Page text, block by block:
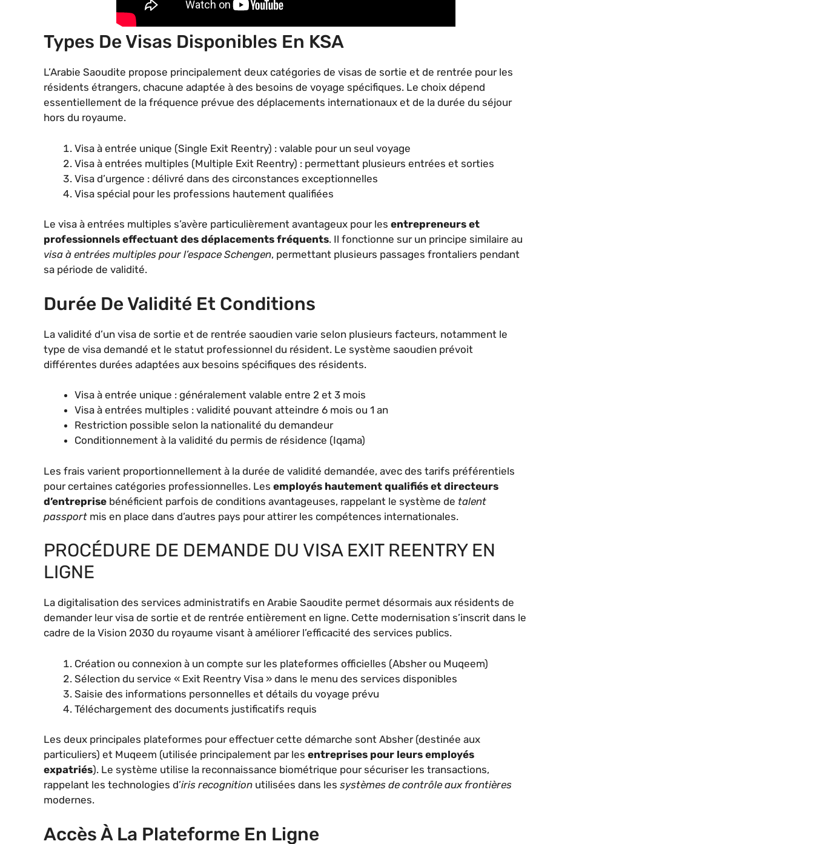
Types De Visas Disponibles En KSA
L’Arabie Saoudite propose principalement deux catégories de visas de sortie et de rentrée pour les
résidents étrangers, chacune adaptée à des besoins de voyage spécifiques. Le choix dépend
essentiellement de la fréquence prévue des déplacements internationaux et de la durée du séjour
hors du royaume.
Visa à entrée unique (Single Exit Reentry) : valable pour un seul voyage
Visa à entrées multiples (Multiple Exit Reentry) : permettant plusieurs entrées et sorties
Visa d’urgence : délivré dans des circonstances exceptionnelles
Visa spécial pour les professions hautement qualifiées
Le visa à entrées multiples s’avère particulièrement avantageux pour les entrepreneurs et
professionnels effectuant des déplacements fréquents. Il fonctionne sur un principe similaire au
visa à entrées multiples pour l’espace Schengen, permettant plusieurs passages frontaliers pendant
sa période de validité.
Durée De Validité Et Conditions
La validité d’un visa de sortie et de rentrée saoudien varie selon plusieurs facteurs, notamment le
type de visa demandé et le statut professionnel du résident. Le système saoudien prévoit
différentes durées adaptées aux besoins spécifiques des résidents.
Visa à entrée unique : généralement valable entre 2 et 3 mois
Visa à entrées multiples : validité pouvant atteindre 6 mois ou 1 an
Restriction possible selon la nationalité du demandeur
Conditionnement à la validité du permis de résidence (Iqama)
Les frais varient proportionnellement à la durée de validité demandée, avec des tarifs préférentiels
pour certaines catégories professionnelles. Les employés hautement qualifiés et directeurs
d’entreprise bénéficient parfois de conditions avantageuses, rappelant le système de talent
passport mis en place dans d’autres pays pour attirer les compétences internationales.
PROCÉDURE DE DEMANDE DU VISA EXIT REENTRY EN
LIGNE
La digitalisation des services administratifs en Arabie Saoudite permet désormais aux résidents de
demander leur visa de sortie et de rentrée entièrement en ligne. Cette modernisation s’inscrit dans le
cadre de la Vision 2030 du royaume visant à améliorer l’efficacité des services publics.
Création ou connexion à un compte sur les plateformes officielles (Absher ou Muqeem)
Sélection du service « Exit Reentry Visa » dans le menu des services disponibles
Saisie des informations personnelles et détails du voyage prévu
Téléchargement des documents justificatifs requis
Les deux principales plateformes pour effectuer cette démarche sont Absher (destinée aux
particuliers) et Muqeem (utilisée principalement par les entreprises pour leurs employés
expatriés). Le système utilise la reconnaissance biométrique pour sécuriser les transactions,
rappelant les technologies d’iris recognition utilisées dans les systèmes de contrôle aux frontières
modernes.
Accès À La Plateforme En Ligne